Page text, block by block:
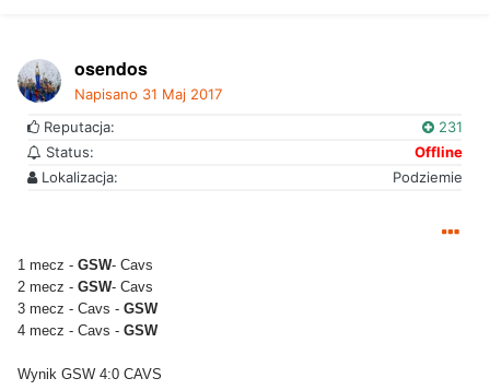
osendos
Napisano 31 Maj 2017
Reputacja:
231
Status:
Offline
Lokalizacja:
Podziemie
1 mecz - GSW- Cavs
2 mecz - GSW- Cavs
3 mecz - Cavs - GSW
4 mecz - Cavs - GSW
Wynik GSW 4:0 CAVS